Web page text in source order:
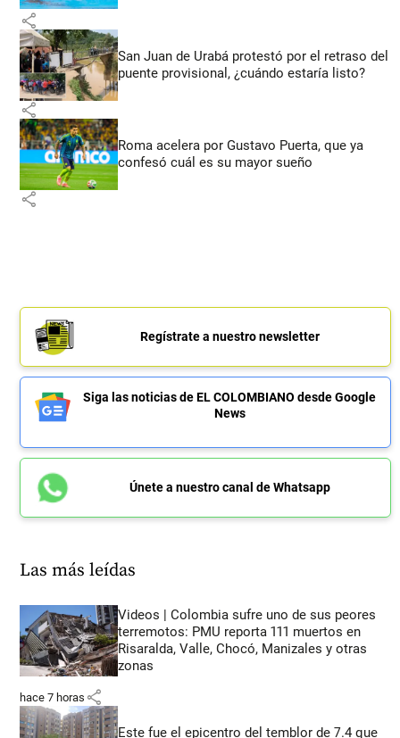
share
San Juan de Urabá protestó por el retraso del
puente provisional, ¿cuándo estaría listo?
share
Roma acelera por Gustavo Puerta, que ya
confesó cuál es su mayor sueño
share
Regístrate a nuestro newsletter
Siga las noticias de EL COLOMBIANO desde Google
News
Únete a nuestro canal de Whatsapp
Las más leídas
Videos | Colombia sufre uno de sus peores
terremotos: PMU reporta 111 muertos en
Risaralda, Valle, Chocó, Manizales y otras
zonas
hace 7 horas share
Este fue el epicentro del temblor de 7.4 que